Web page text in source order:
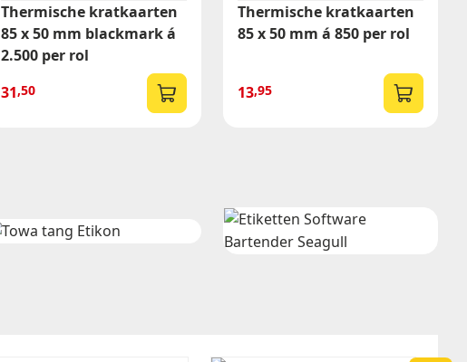
Thermische kratkaarten
85 x 50 mm blackmark á
2.500 per rol
31,50
Thermische kratkaarten
85 x 50 mm á 850 per rol
13,95